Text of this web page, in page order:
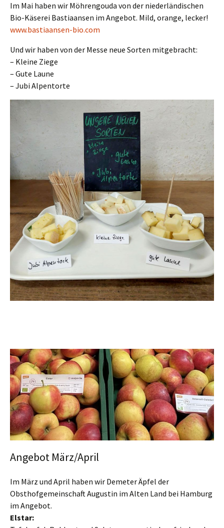
Im Mai haben wir Möhrengouda von der niederländischen
Bio-Käserei Bastiaansen im Angebot. Mild, orange, lecker!
www.bastiaansen-bio.com
Und wir haben von der Messe neue Sorten mitgebracht:
– Kleine Ziege
– Gute Laune
– Jubi Alpentorte
Angebot März/April
Im März und April haben wir Demeter Äpfel der
Obsthofgemeinschaft Augustin im Alten Land bei Hamburg
im Angebot.
Elstar: